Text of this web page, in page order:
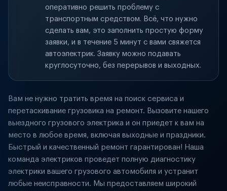
оперативно решить проблему с
транспортным средством. Всё, что нужно
сделать вам, это заполнить простую форму
заявки, и в течение 5 минут с вами свяжется
автоэлектрик. Заявку можно подавать
круглосуточно, без перерывов и выходных.
Вам не нужно тратить время на поиск сервиса и
перетаскивание грузовика на ремонт. Вызовите нашего
выездного грузового электрика и он приедет к вам на
место в любое время, включая выходные и праздники.
Быстрый и качественный ремонт гарантирован! Наша
команда электриков проведет полную диагностику
электрики вашего грузового автомобиля и устранит
любые неисправности. Мы предоставляем широкий